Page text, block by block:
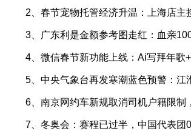
2、春节宠物托管经济升温：上海店主
3、广东利是金额参考图走红：血亲
4、微信春节新功能上线：Ai写拜年歌
5、中央气象台再发寒潮蓝色预警：
6、南京网约车新规取消司机户籍限制
7、冬奥会：赛程已过半，中国代表团